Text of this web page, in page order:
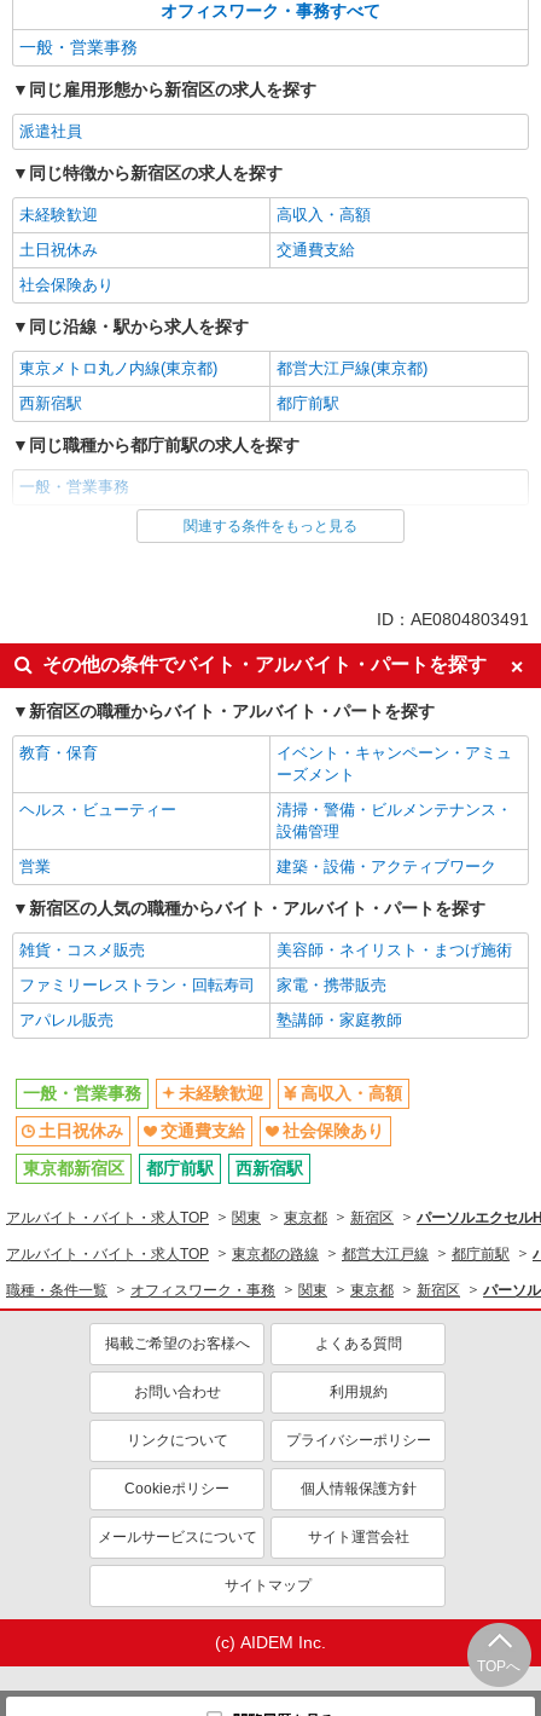
オフィスワーク・事務すべて
一般・営業事務
同じ雇用形態から新宿区の求人を探す
派遣社員
同じ特徴から新宿区の求人を探す
未経験歓迎
高収入・高額
土日祝休み
交通費支給
社会保険あり
同じ沿線・駅から求人を探す
東京メトロ丸ノ内線(東京都)
都営大江戸線(東京都)
西新宿駅
都庁前駅
同じ職種から都庁前駅の求人を探す
一般・営業事務
同じ雇用形態から都庁前駅の求人を探す
未経験歓迎
高収入・高額
土日祝休み
交通費支給
社会保険あり
同じ職種から求人を探す
オフィスワーク・事務
同じ特徴から求人を探す
未経験歓迎
土日祝休み
交通費支給
社会保険あり
関連する条件をもっと見る
ID：AE0804803491
その他の条件でバイト・アルバイト・パートを探す
新宿区の職種からバイト・アルバイト・パートを探す
教育・保育
イベント・キャンペーン・アミュ
ーズメント
ヘルス・ビューティー
清掃・警備・ビルメンテナンス・
設備管理
営業
建築・設備・アクティブワーク
新宿区の人気の職種からバイト・アルバイト・パートを探す
雑貨・コスメ販売
美容師・ネイリスト・まつげ施術
ファミリーレストラン・回転寿司
家電・携帯販売
アパレル販売
塾講師・家庭教師
TOPへ
一般・営業事務 未経験歓迎
高収入・高額
土日祝休み
交通費支給
社会保険あり
東京都新宿区
都庁前駅 西新宿駅
アルバイト・バイト・求人TOP 関東 東京都 新宿区 パーソルエクセル
アルバイト・バイト・求人TOP 東京都の路線 都営大江戸線 都庁前駅
職種・条件一覧 オフィスワーク・事務 関東 東京都 新宿区 パーソ
掲載ご希望のお客様へ よくある質問
お問い合わせ 利用規約
リンクについて プライバシーポリシー
Cookieポリシー 個人情報保護方針
メールサービスについて サイト運営会社
サイトマップ
(c) AIDEM Inc.